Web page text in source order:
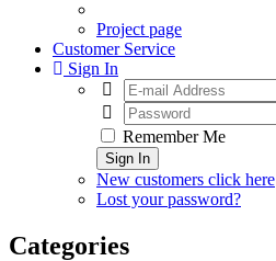
Project page
Customer Service
Sign In
Remember Me
Sign In
New customers click here
Lost your password?
Categories